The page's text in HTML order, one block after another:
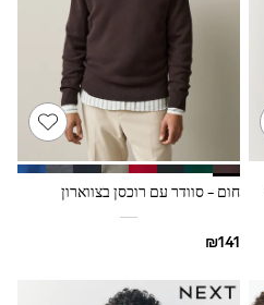
חום - סוודר עם רוכסן בצווארון